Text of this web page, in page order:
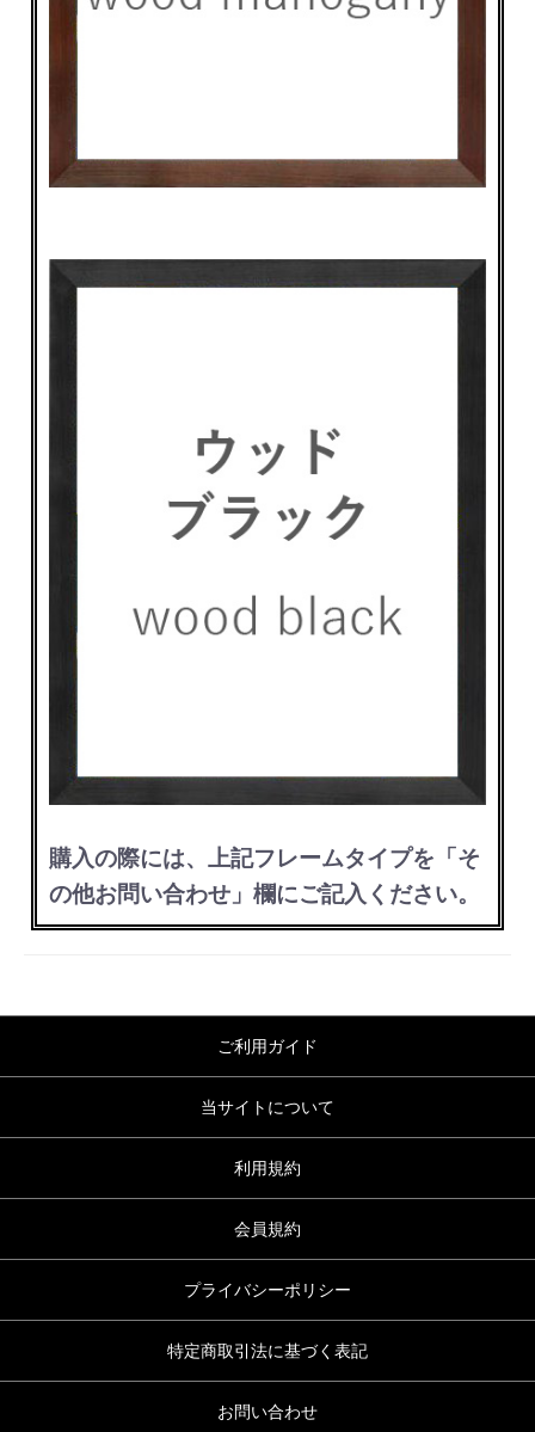
購入の際には、上記フレームタイプを「そ
の他お問い合わせ」欄にご記入ください。
ご利用ガイド
当サイトについて
利用規約
会員規約
プライバシーポリシー
特定商取引法に基づく表記
お問い合わせ